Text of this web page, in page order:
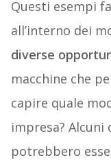
Questi esempi
all’interno dei
diverse
macchine che
capire quale
impresa?
potrebbero